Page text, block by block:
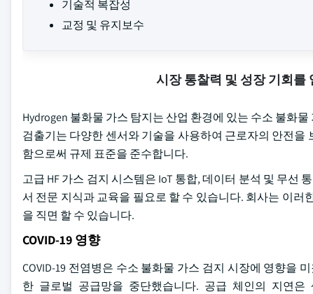
기술적 복잡성
교정 및 유지보수
시장 통찰력 및 성장 기회를
Hydrogen 불화물 가스 탐지는 산업 환경에 있는 수소 불화
검출기는 다양한 센서와 기술을 사용하여 근로자의 안전을
함으로써 규제 표준을 준수합니다.
고급 HF 가스 검지 시스템은 IoT 통합, 데이터 분석 및 무선
서 전문 지식과 교육을 필요로 할 수 있습니다. 회사는 이
을 직면 할 수 있습니다.
COVID-19 영향
COVID-19 전염병은 수소 불화물 가스 검지 시장에 영향을
한 글로벌 공급망을 중단했습니다. 공급 체인의 지연